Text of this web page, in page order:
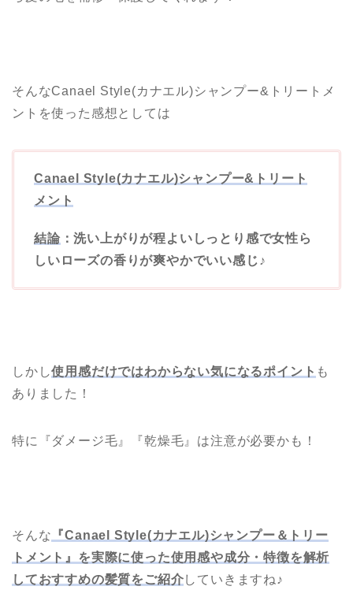
そんなCanael Style(カナエル)シャンプー&トリートメ
ントを使った感想としては
Canael Style(カナエル)シャンプー&トリート
メント
結論 ：洗い上がりが程よいしっとり感で女性ら
しいローズの香りが爽やかでいい感じ♪
しかし使用感だけではわからない気になるポイント も
ありました！
特に『ダメージ毛』『乾燥毛』は注意が必要かも！
そんな 『Canael Style(カナエル)シャンプー＆トリー
トメント』を実際に使った使用感や成分・特徴を解析
しておすすめの髪質をご紹介していきますね♪